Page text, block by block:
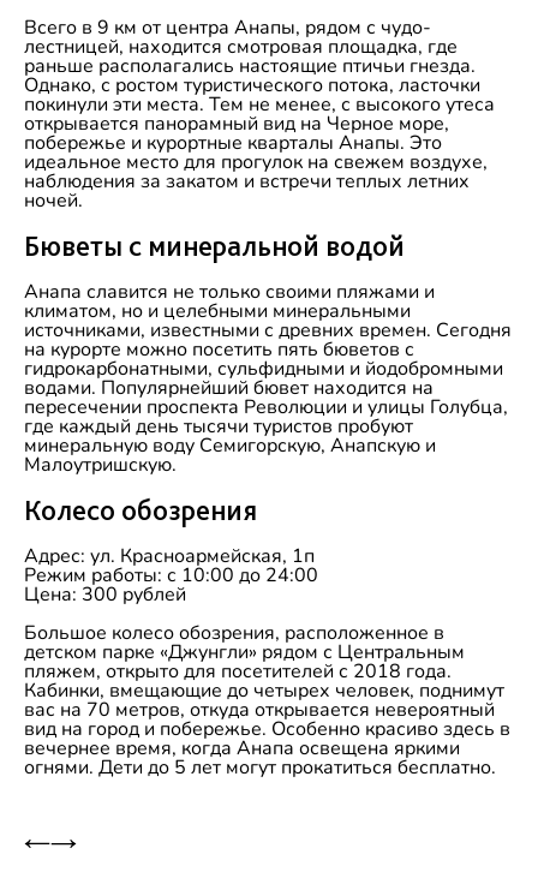
Всего в 9 км от центра Анапы, рядом с чудо-
лестницей, находится смотровая площадка, где
раньше располагались настоящие птичьи гнезда.
Однако, с ростом туристического потока, ласточки
покинули эти места. Тем не менее, с высокого утеса
открывается панорамный вид на Черное море,
побережье и курортные кварталы Анапы. Это
идеальное место для прогулок на свежем воздухе,
наблюдения за закатом и встречи теплых летних
ночей.
Бюветы с минеральной водой
Анапа славится не только своими пляжами и
климатом, но и целебными минеральными
источниками, известными с древних времен. Сегодня
на курорте можно посетить пять бюветов с
гидрокарбонатными, сульфидными и йодобромными
водами. Популярнейший бювет находится на
пересечении проспекта Революции и улицы Голубца,
где каждый день тысячи туристов пробуют
минеральную воду Семигорскую, Анапскую и
Малоутришскую.
Колесо обозрения
Адрес: ул. Красноармейская, 1п
Режим работы: с 10:00 до 24:00
Цена: 300 рублей
Большое колесо обозрения, расположенное в
детском парке «Джунгли» рядом с Центральным
пляжем, открыто для посетителей с 2018 года.
Кабинки, вмещающие до четырех человек, поднимут
вас на 70 метров, откуда открывается невероятный
вид на город и побережье. Особенно красиво здесь в
вечернее время, когда Анапа освещена яркими
огнями. Дети до 5 лет могут прокатиться бесплатно.